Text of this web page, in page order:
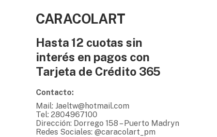
CARACOLART
Hasta 12 cuotas sin
interés en pagos con
Tarjeta de Crédito 365
Contacto:
Mail: Jaeltw@hotmail.com
Tel: 2804967100
Dirección: Dorrego 158 – Puerto Madryn
Redes Sociales: @caracolart_pm